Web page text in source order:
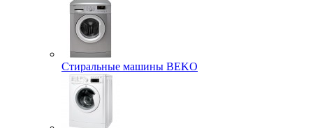
Стиральные машины BEKO